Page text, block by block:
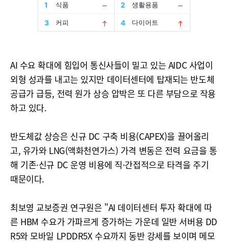
AI 수요 확대에 힘입어 통신사들이 밀고 있는 AIDC 사업이
외형 성과를 내고는 있지만 데이터센터에 탑재되는 반도체
공급가 급등, 전력 원가 상승 압박은 또 다른 부담으로 작용
하고 있다.
반도체값 상승은 신규 DC 구축 비용(CAPEX)을 끌어올리
고, 유가와 LNG(액화천연가스) 가격 변동은 전력 요금을 통
해 기존·신규 DC 운영 비용에 직·간접적으로 타격을 주기
때문이다.
최보영 교보증권 연구원은 "AI 데이터센터 투자 확대에 따
른 HBM 수요가 가파르게 증가하는 가운데 일반 서버용 DD
R5와 모바일 LPDDR5X 수요까지 동반 강세를 보이며 메모